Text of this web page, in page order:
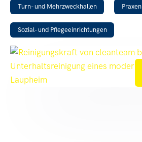
Turn- und Mehrzweckhallen Praxen
Sozial- und Pflegeeinrichtungen